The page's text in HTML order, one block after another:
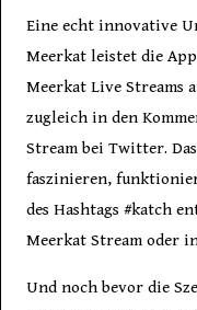
Eine echt innovative
Meerkat leistet die App
Meerkat Live Streams
zugleich in den
Stream bei Twitter.
faszinieren,
des Hashtags #katch
Meerkat Stream oder
Und noch bevor die